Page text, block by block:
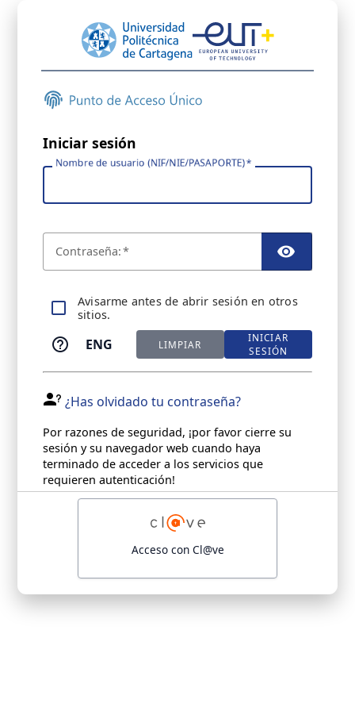
Iniciar sesión
Nombre de usuario (NIF/NIE/PASAPORTE)
Contraseña:
Avisarme antes de abrir sesión en otros
sitios.
ENG LIMPIAR
INICIAR
SESIÓN
¿Has olvidado tu contraseña?
Por razones de seguridad, ¡por favor cierre su
sesión y su navegador web cuando haya
terminado de acceder a los servicios que
requieren autenticación!